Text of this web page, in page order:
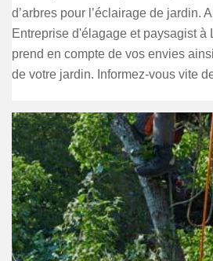
d’arbres pour l’éclairage de jardin.
Entreprise d'élagage et paysagist à
prend en compte de vos envies
de votre jardin. Informez-vous vite